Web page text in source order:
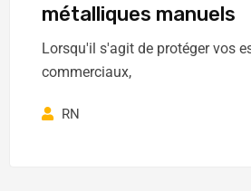
métalliques manuels
Lorsqu'il s'agit de protéger vos
commerciaux,
RN